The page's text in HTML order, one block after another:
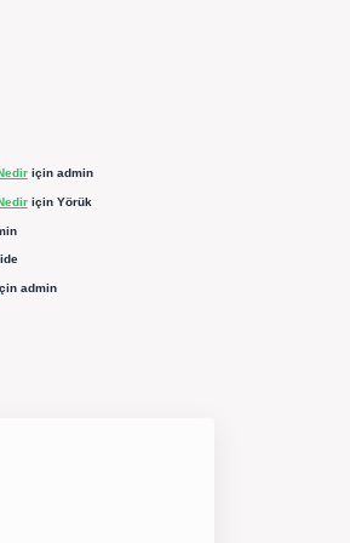
için admin
için Yörük
admin